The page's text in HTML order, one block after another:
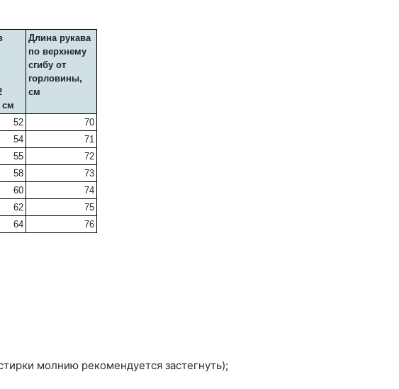
см
Длина рукава
по верхнему
сгибу от
горловины,
см
52
70
54
71
55
72
58
73
60
74
62
75
64 76
молнию рекомендуется застегнуть);